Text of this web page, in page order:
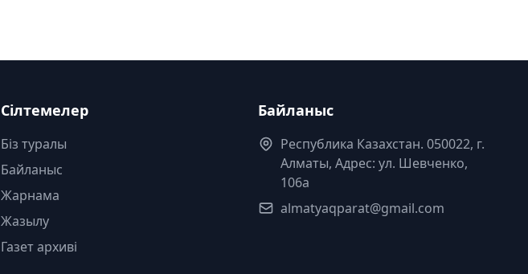
Сілтемелер
Біз туралы
Байланыс
Жарнама
Жазылу
Газет архиві
Байланыс
Республика Казахстан. 050022, г.
Алматы, Адрес: ул. Шевченко,
106а
almatyaqparat@gmail.com